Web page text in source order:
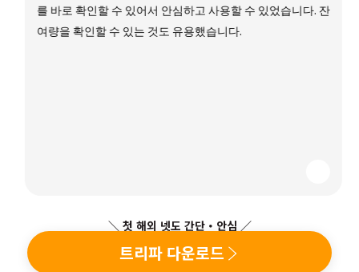
를 바로 확인할 수 있어서 안심하고 사용할 수 있었습니다. 잔
여량을 확인할 수 있는 것도 유용했습니다.
＼ 첫 해외 넷도 간단・안심 ／
트리파 다운로드